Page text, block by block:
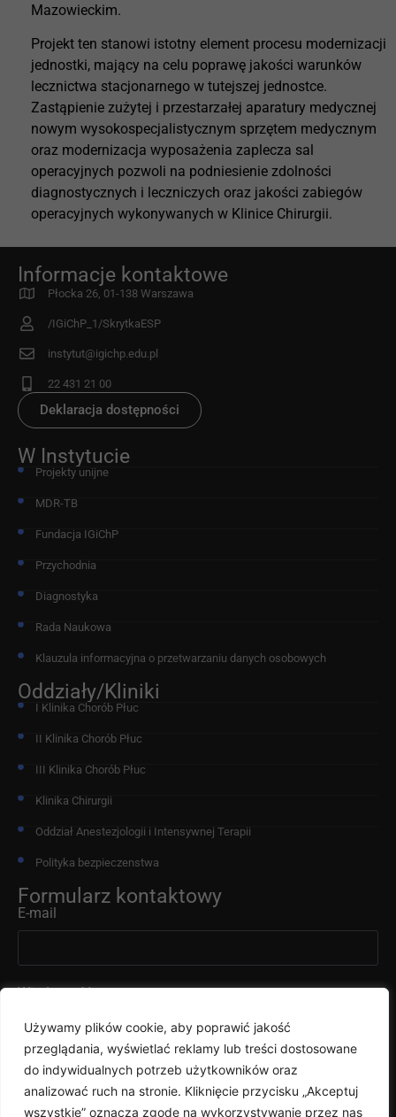
Używamy plików cookie, aby poprawić jakość
przeglądania, wyświetlać reklamy lub treści dostosowane
do indywidualnych potrzeb użytkowników oraz
analizować ruch na stronie. Kliknięcie przycisku „Akceptuj
wszystkie” oznacza zgodę na wykorzystywanie przez nas
Mazowieckim.
Projekt ten stanowi istotny element procesu modernizacji
jednostki, mający na celu poprawę jakości warunków
lecznictwa stacjonarnego w tutejszej jednostce.
Zastąpienie zużytej i przestarzałej aparatury medycznej
nowym wysokospecjalistycznym sprzętem medycznym
oraz modernizacja wyposażenia zaplecza sal
operacyjnych pozwoli na podniesienie zdolności
diagnostycznych i leczniczych oraz jakości zabiegów
operacyjnych wykonywanych w Klinice Chirurgii.
Informacje kontaktowe
Płocka 26, 01-138 Warszawa
/IGiChP_1/SkrytkaESP
instytut@igichp.edu.pl
22 431 21 00
Deklaracja dostępności
W Instytucie
Projekty unijne
MDR-TB
Fundacja IGiChP
Przychodnia
Diagnostyka
Rada Naukowa
Klauzula informacyjna o przetwarzaniu danych osobowych
Oddziały/Kliniki
I Klinika Chorób Płuc
II Klinika Chorób Płuc
III Klinika Chorób Płuc
Klinika Chirurgii
Oddział Anestezjologii i Intensywnej Terapii
Polityka bezpieczenstwa
Formularz kontaktowy
E-mail
Wiadomość